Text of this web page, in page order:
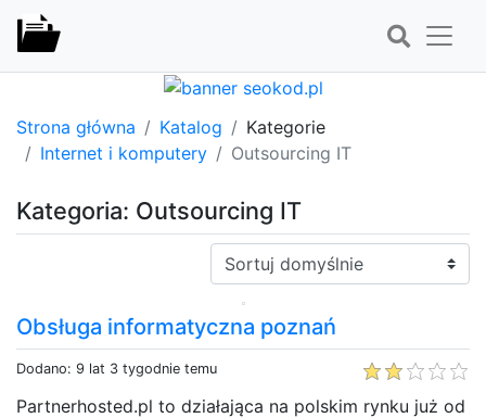
Strona główna Katalog
Kategorie
Internet i komputery
Outsourcing IT
Kategoria: Outsourcing IT
Sortuj:
Obsługa informatyczna poznań
Dodano: 9 lat 3 tygodnie temu
Partnerhosted.pl to działająca na polskim rynku już od